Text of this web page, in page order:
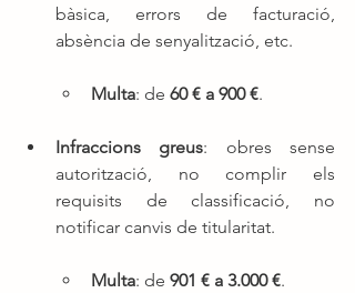
bàsica, errors de facturació,
absència de senyalització, etc.
Multa: de 60 € a 900 €.
Infraccions greus: obres sense
autorització, no complir els
requisits de classificació, no
notificar canvis de titularitat.
Multa: de 901 € a 3.000 €.